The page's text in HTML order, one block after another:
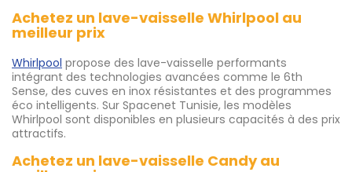
Achetez un lave-vaisselle Whirlpool au
meilleur prix
Whirlpool propose des lave-vaisselle performants
intégrant des technologies avancées comme le 6th
Sense, des cuves en inox résistantes et des programmes
éco intelligents. Sur Spacenet Tunisie, les modèles
Whirlpool sont disponibles en plusieurs capacités à des prix
attractifs.
Achetez un lave-vaisselle Candy au